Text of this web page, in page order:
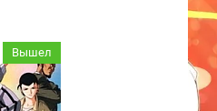
Вышел